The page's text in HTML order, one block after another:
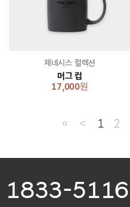
머그 컵
17,000원
제네시스 컬렉션
≪ ＜ 1 2
1833-5116